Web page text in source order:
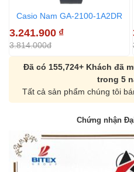
Casio Nam GA-2100-1A2DR
3.241.900 ₫
3.814.000đ
Đã có 155,724+ Khách đã
trong 5
Tất cả sản phẩm chúng tôi
Chứng nhận